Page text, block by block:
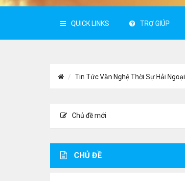
QUICK LINKS TRỢ GIÚP
Tin Tức Văn Nghệ Thời Sự Hải Ngoại
Chủ đề mới
CHỦ ĐỀ